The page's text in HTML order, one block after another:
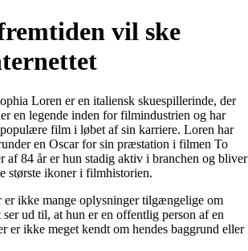
vil ske
Loren er en italiensk skuespillerinde, der
en legende inden for filmindustrien og har
film i løbet af sin karriere. Loren har
en Oscar for sin præstation i filmen To
af 84 år er hun stadig aktiv i branchen og bliver
største ikoner i filmhistorien.
er ikke mange oplysninger tilgængelige om
ud til, at hun er en offentlig person af en
er ikke meget kendt om hendes baggrund eller